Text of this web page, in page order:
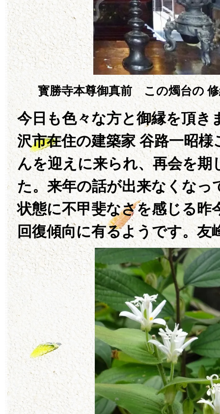
寳勝寺本尊御真前 この燭台の
今日も色々な方と御縁を頂き
沢市在住の建築家 谷路一昭
んを迎えに来られ、再会を期
た。来年の話が出来なくなっ
状態に不甲斐なさを感じる昨
回復傾向に有るようです。友